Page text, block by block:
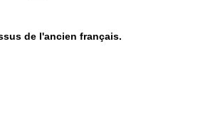
de l'ancien français.